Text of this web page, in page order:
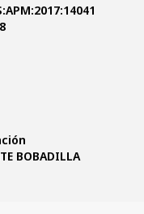
BOBADILLA